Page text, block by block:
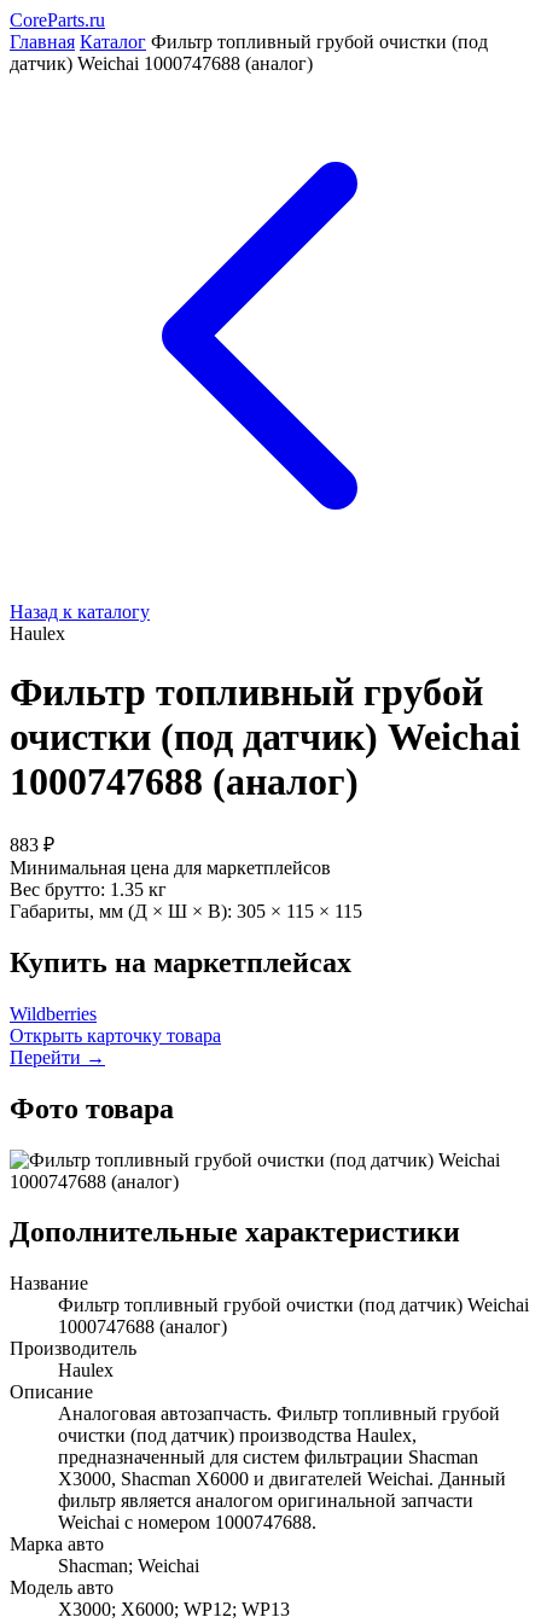
CoreParts.ru
Главная Каталог Фильтр топливный грубой очистки (под
датчик) Weichai 1000747688 (аналог)
Назад к каталогу
Haulex
Фильтр топливный грубой
очистки (под датчик) Weichai
1000747688 (аналог)
883 ₽
Минимальная цена для маркетплейсов
Вес брутто: 1.35 кг
Габариты, мм (Д × Ш × В): 305 × 115 × 115
Купить на маркетплейсах
Wildberries
Открыть карточку товара
Перейти →
Фото товара
Дополнительные характеристики
Название
Фильтр топливный грубой очистки (под датчик) Weichai
1000747688 (аналог)
Производитель
Haulex
Описание
Аналоговая автозапчасть. Фильтр топливный грубой
очистки (под датчик) производства Haulex,
предназначенный для систем фильтрации Shacman
X3000, Shacman X6000 и двигателей Weichai. Данный
фильтр является аналогом оригинальной запчасти
Weichai с номером 1000747688.
Марка авто
Shacman; Weichai
Модель авто
X3000; X6000; WP12; WP13